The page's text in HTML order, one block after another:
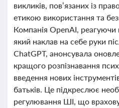
викликів, пов’язаних із
етикою використання та
Компанія OpenAI, реагуючи
який наклав на себе руки
ChatGPT, анонсувала
кращого розпізнавання
введення нових
батьків. Це підкреслює
регулювання ШІ, що